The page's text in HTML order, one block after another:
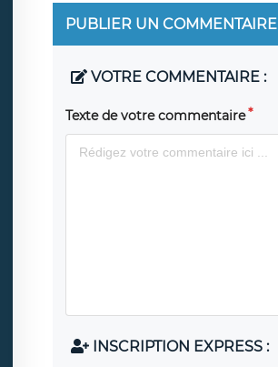
PUBLIER UN COMMENTAIRE
VOTRE COMMENTAIRE :
Texte de votre commentaire
INSCRIPTION EXPRESS :